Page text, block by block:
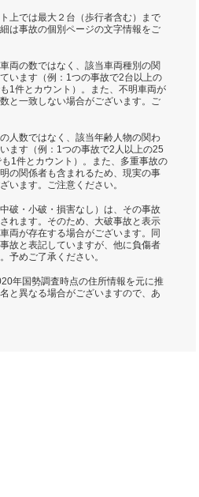
上では最大２台（歩行者含む）まで
は事故の個別ページの文字情報をご
両の数ではなく、該当車両種別の関
います（例：1つの事故で2台以上の
1件とカウント）。また、不明車両が
と一致しない場合がございます。ご
人数ではなく、該当年齢人物の関わ
ます（例：1つの事故で2人以上の25
1件とカウント）。また、多重事故の
の関係者も含まれるため、現実の事
います。ご注意ください。
破・小破・損害なし）は、その事故
れます。そのため、大破事故と表示
両が存在する場合がございます。同
故と表記していますが、他に負傷者
予めご了承ください。
年国勢調査時点の住所情報を元に推
と異なる場合がございますので、あ